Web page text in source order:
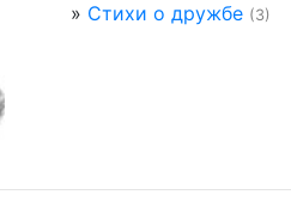
» Стихи о дружбе (3)